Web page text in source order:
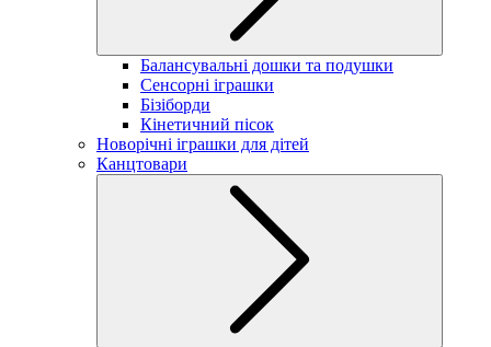
Балансувальні дошки та подушки
Сенсорні іграшки
Бізіборди
Кінетичний пісок
Новорічні іграшки для дітей
Канцтовари